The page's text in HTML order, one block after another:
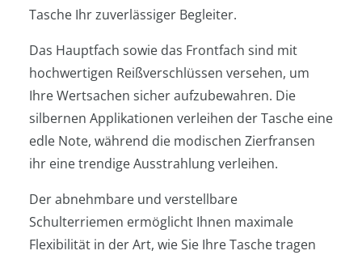
Tasche Ihr zuverlässiger Begleiter.
Das Hauptfach sowie das Frontfach sind mit
hochwertigen Reißverschlüssen versehen, um
Ihre Wertsachen sicher aufzubewahren. Die
silbernen Applikationen verleihen der Tasche eine
edle Note, während die modischen Zierfransen
ihr eine trendige Ausstrahlung verleihen.
Der abnehmbare und verstellbare
Schulterriemen ermöglicht Ihnen maximale
Flexibilität in der Art, wie Sie Ihre Tasche tragen